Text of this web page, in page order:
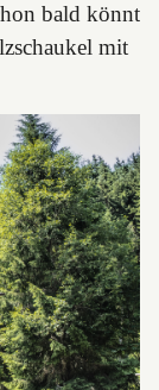
bald könnt
mit